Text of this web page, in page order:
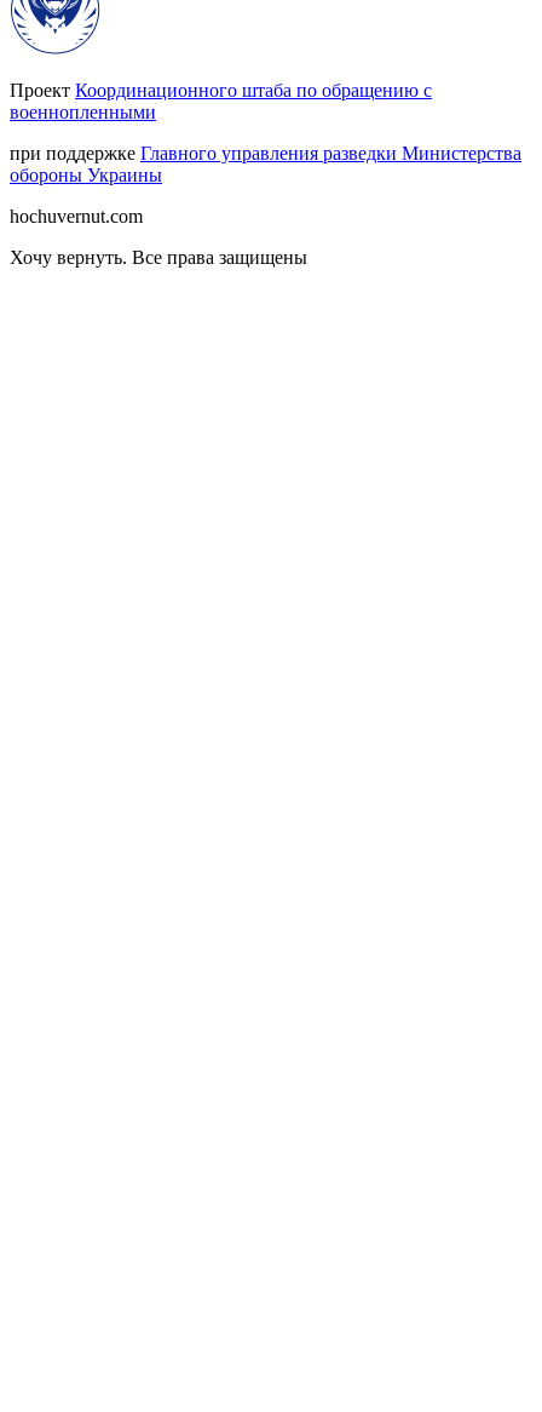
Проект Координационного штаба по обращению с
военнопленными
при поддержке Главного управления разведки Министерства
обороны Украины
hochuvernut.com
Хочу вернуть. Все права защищены